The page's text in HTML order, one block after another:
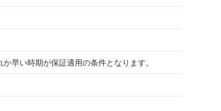
早い時期が保証適用の条件となります。